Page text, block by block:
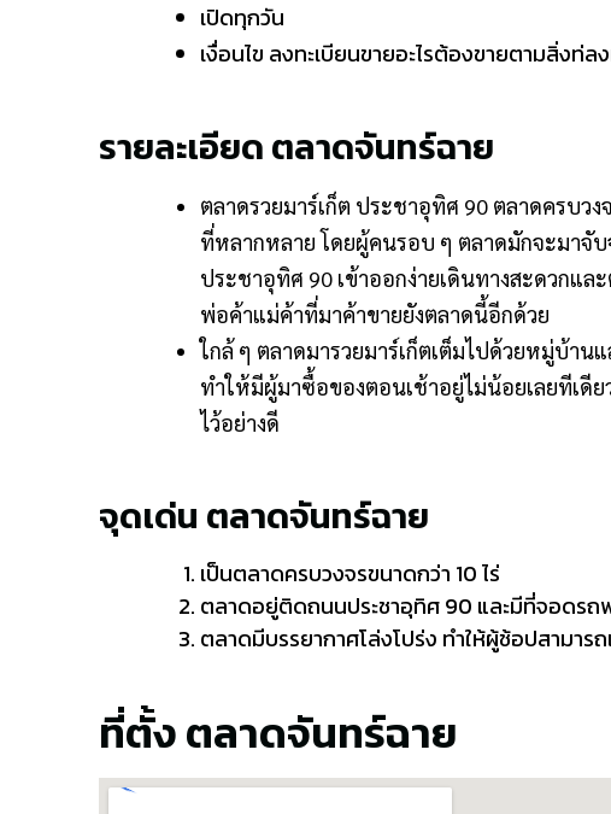
เปิดทุกวัน
เงื่อนไข ลงทะเบียนขายอะไรต้องขายตามสิ่งท่ล
รายละเอียด ตลาดจันทร์ฉาย
ตลาดรวยมาร์เก็ต ประชาอุทิศ 90 ตลาดครบว
ที่หลากหลาย โดยผู้คนรอบ ๆ ตลาดมักจะมาจั
ประชาอุทิศ 90 เข้าออกง่ายเดินทางสะดวกแล
พ่อค้าแม่ค้าที่มาค้าขายยังตลาดนี้อีกด้วย
ใกล้ ๆ ตลาดมารวยมาร์เก็ตเต็มไปด้วยหมู่บ้าน
ทำให้มีผู้มาซื้อของตอนเช้าอยู่ไม่น้อยเลยทีเดี
ไว้อย่างดี
จุดเด่น ตลาดจันทร์ฉาย
เป็นตลาดครบวงจรขนาดกว่า 10 ไร่
ตลาดอยู่ติดถนนประชาอุทิศ 90 และมีที่จอดรถ
ตลาดมีบรรยากาศโล่งโปร่ง ทำให้ผู้ช้อปสามาร
ที่ตั้ง ตลาดจันทร์ฉาย